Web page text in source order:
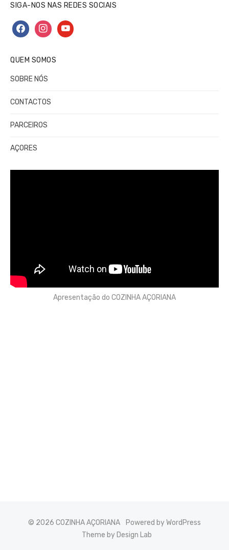
SIGA-NOS NAS REDES SOCIAIS
facebookinstagramyoutube
QUEM SOMOS
SOBRE NÓS
CONTACTOS
PARCEIROS
AÇORES
Apresentação do COZINHA AÇORIANA
© 2026 COZINHA AÇORIANA
Powered by WordPress
Theme by Design Lab